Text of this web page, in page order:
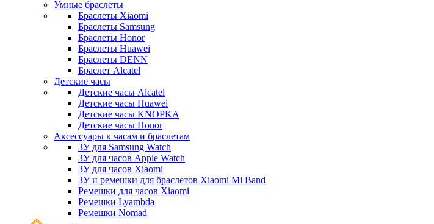
Умные браслеты
Браслеты Xiaomi
Браслеты Samsung
Браслеты Honor
Браслеты Huawei
Браслеты DENN
Браслет Alcatel
Детские часы
Детские часы Alcatel
Детские часы Huawei
Детские часы KNOPKA
Детские часы Honor
Аксессуары к часам и браслетам
ЗУ для Samsung Watch
ЗУ для часов Apple Watch
ЗУ для часов Xiaomi
ЗУ и ремешки для браслетов Xiaomi Mi Band
Ремешки для часов Xiaomi
Ремешки Lyambda
Ремешки Nomad